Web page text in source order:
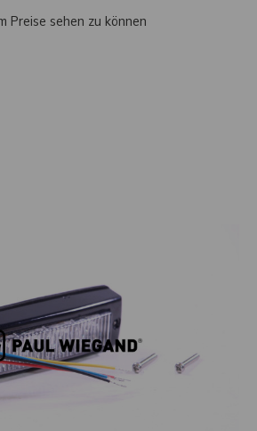
Preise sehen zu können